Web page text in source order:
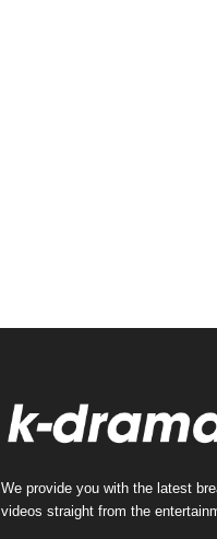
We provide you with the latest
videos straight from the